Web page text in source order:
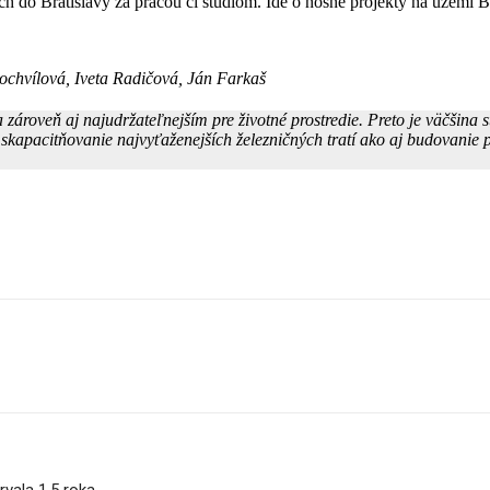
Iveta Radičová, Ján Farkaš
aj najudržateľnejším pre životné prostredie. Preto je
najvyťaženejších železničných tratí ako aj budovanie